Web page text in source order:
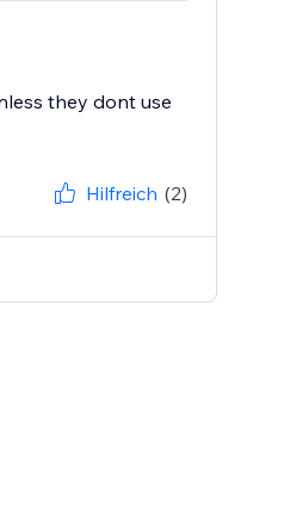
they dont use
Hilfreich (2)